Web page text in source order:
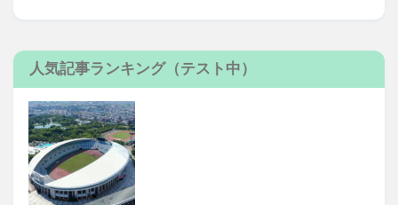
人気記事ランキング（テスト中）